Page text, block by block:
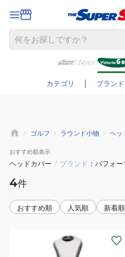
カテゴリ ブランド
さ
ゴルフ ラウンド小物 ヘッ
おすすめ順表示
ヘッドカバー / ブランド パフォー
4件
おすすめ順 人気順 新着順